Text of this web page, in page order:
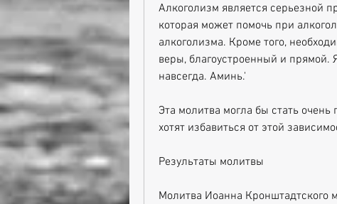
Алкоголизм является серьезной
которая может помочь при
алкоголизма. Кроме того,
веры, благоустроенный и прямой.
навсегда. Аминь.'
Эта молитва могла бы стать
хотят избавиться от этой
Результаты молитвы
Молитва Иоанна Кронштадтского